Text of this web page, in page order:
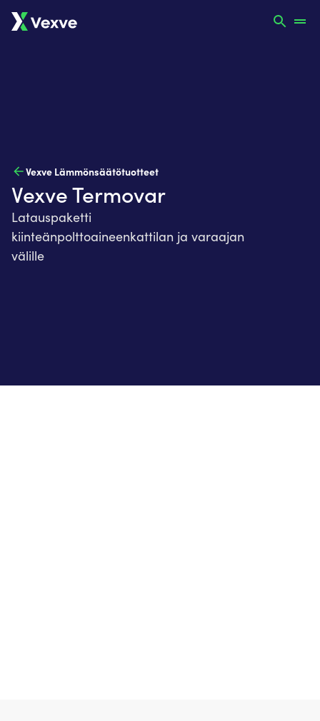
Vexve Lämmönsäätötuotteet
Vexve Termovar
Latauspaketti
kiinteänpolttoaineenkattilan ja varaajan
välille